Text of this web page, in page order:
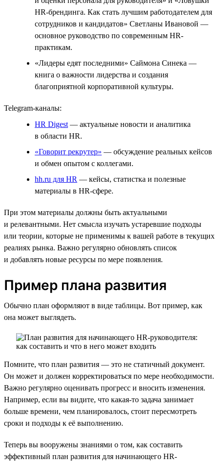
HR-брендинга. Как стать лучшим работодателем для
сотрудников и кандидатов» Светланы Ивановой —
основное руководство по современным HR-
практикам.
«Лидеры едят последними» Саймона Синека —
книга о важности лидерства и создания
благоприятной корпоративной культуры.
Telegram-каналы:
HR Digest — актуальные новости и аналитика
в области HR.
«Говорит рекрутер» — обсуждение реальных кейсов
и обмен опытом с коллегами.
hh.ru для HR — кейсы, статистка и полезные
материалы в HR-сфере.
При этом материалы должны быть актуальными
и релевантными. Нет смысла изучать устаревшие подходы
или теории, которые не применимы к вашей работе в текущих
реалиях рынка. Важно регулярно обновлять список
и добавлять новые ресурсы по мере появления.
Пример плана развития
Обычно план оформляют в виде таблицы. Вот пример, как
она может выглядеть.
Помните, что план развития — это не статичный документ.
Он может и должен корректироваться по мере необходимости.
Важно регулярно оценивать прогресс и вносить изменения.
Например, если вы видите, что какая-то задача занимает
больше времени, чем планировалось, стоит пересмотреть
сроки и подходы к её выполнению.
Теперь вы вооружены знаниями о том, как составить
эффективный план развития для начинающего HR-